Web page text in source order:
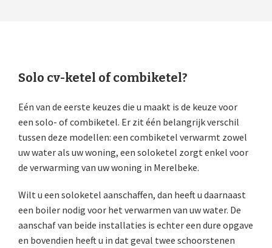
Solo cv-ketel of combiketel?
Eén van de eerste keuzes die u maakt is de keuze voor
een solo- of combiketel. Er zit één belangrijk verschil
tussen deze modellen: een combiketel verwarmt zowel
uw water als uw woning, een soloketel zorgt enkel voor
de verwarming van uw woning in Merelbeke.
Wilt u een soloketel aanschaffen, dan heeft u daarnaast
een boiler nodig voor het verwarmen van uw water. De
aanschaf van beide installaties is echter een dure opgave
en bovendien heeft u in dat geval twee schoorstenen